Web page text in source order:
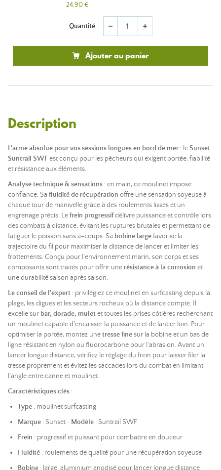
24,90 €
Quantité remove add
Ajouter au panier
Description
L'arme absolue pour vos sessions longues en bord de mer : leSunset
Suntrail SWFest conçu pour les pêcheurs qui exigent portée, fiabilité
et résistance aux éléments.
Analyse technique & sensations : en main, ce moulinet impose
confiance. Sa fluidité de récupération offre une sensation soyeuse à
chaque tour de manivelle grâce à des roulements lisses et un
engrenage précis. Lefrein progressifdélivre puissance et contrôle lors
des combats à distance, évitant les ruptures brutales et permettant de
fatiguer le poisson sans à-coups. Sa bobine largefavorise la
trajectoire du fil pour maximiser la distance de lancer et limiter les
frottements. Conçu pour l'environnement marin, son corps et ses
composants sont traités pour offrir une résistance à la corrosion et
une durabilité saison après saison.
Le conseil de l'expert : privilégiez ce moulinet en surfcasting depuis la
plage, les digues et les secteurs rocheux où la distance compte. Il
excelle sur bar, dorade, muletet toutes les prises côtières recherchant
un moulinet capable d'encaisser la puissance et de lancer loin. Pour
optimiser la portée, montez unetresse finesur la bobine et un bas de
ligne résistant en nylon ou fluorocarbone pour l'abrasion. Avant un
lancer longue distance, vérifiez le réglage du frein pour laisser filer la
tresse proprement et évitez les saccades lors du combat en limitant
l'angle entre canne et moulinet.
Caractéristiques clés :
Type : moulinet surfcasting
Marque : Sunset • Modèle : Suntrail SWF
Frein : progressif et puissant pour combattre en douceur
Fluidité : roulements de qualité pour une récupération soyeuse
Bobine : large, aluminium anodisé pour lancer longue distance